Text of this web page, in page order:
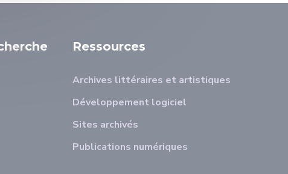
Ressources
Archives littéraires et artistiques
Développement logiciel
Sites archivés
Publications numériques